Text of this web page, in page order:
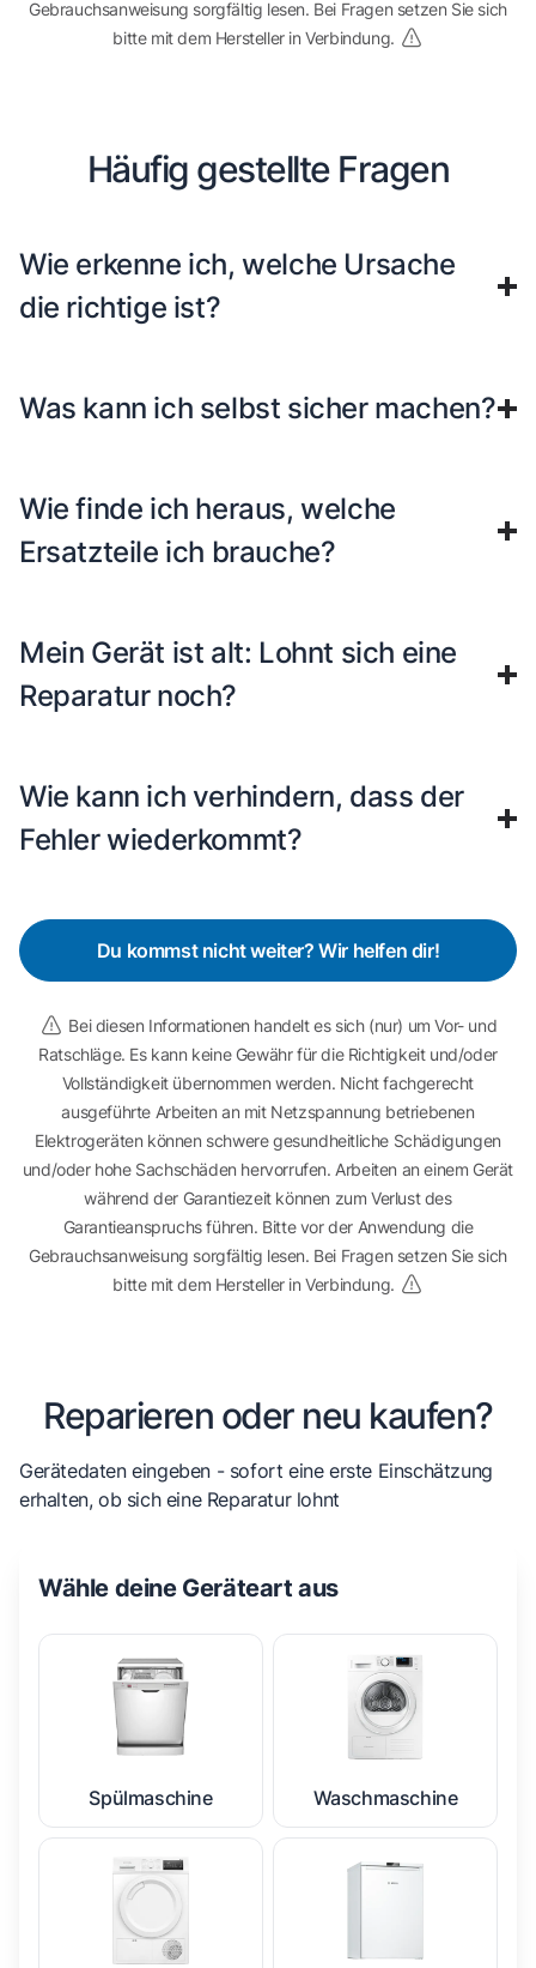
Gebrauchsanweisung sorgfältig lesen. Bei Fragen setzen Sie sich
bitte mit dem Hersteller in Verbindung.
Häufig gestellte Fragen
Wie erkenne ich, welche Ursache
die richtige ist?
Was kann ich selbst sicher machen?
Wie finde ich heraus, welche
Ersatzteile ich brauche?
Mein Gerät ist alt: Lohnt sich eine
Reparatur noch?
Wie kann ich verhindern, dass der
Fehler wiederkommt?
Du kommst nicht weiter? Wir helfen dir!
Bei diesen Informationen handelt es sich (nur) um Vor- und
Ratschläge. Es kann keine Gewähr für die Richtigkeit und/oder
Vollständigkeit übernommen werden. Nicht fachgerecht
ausgeführte Arbeiten an mit Netzspannung betriebenen
Elektrogeräten können schwere gesundheitliche Schädigungen
und/oder hohe Sachschäden hervorrufen. Arbeiten an einem Gerät
während der Garantiezeit können zum Verlust des
Garantieanspruchs führen. Bitte vor der Anwendung die
Gebrauchsanweisung sorgfältig lesen. Bei Fragen setzen Sie sich
bitte mit dem Hersteller in Verbindung.
Reparieren oder neu kaufen?
Gerätedaten eingeben - sofort eine erste Einschätzung
erhalten, ob sich eine Reparatur lohnt
Wähle deine Geräteart aus
Spülmaschine Waschmaschine